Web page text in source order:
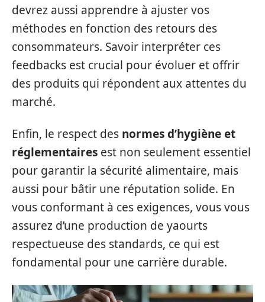
devrez aussi apprendre à ajuster vos
méthodes en fonction des retours des
consommateurs. Savoir interpréter ces
feedbacks est crucial pour évoluer et offrir
des produits qui répondent aux attentes du
marché.
Enfin, le respect des normes d’hygiène et
réglementaires est non seulement essentiel
pour garantir la sécurité alimentaire, mais
aussi pour bâtir une réputation solide. En
vous conformant à ces exigences, vous vous
assurez d’une production de yaourts
respectueuse des standards, ce qui est
fondamental pour une carrière durable.